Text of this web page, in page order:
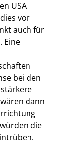
USA
vor
auch für
Eine
bei den
dann
die